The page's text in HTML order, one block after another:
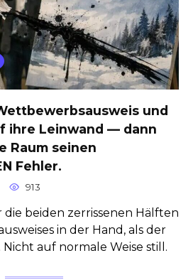
und
ihre Leinwand — dann
Raum seinen
Fehler.
913
die beiden zerrissenen Hälften
in der Hand, als der
auf normale Weise still.